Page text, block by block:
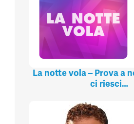
La notte vola – Prova a
ci riesci…